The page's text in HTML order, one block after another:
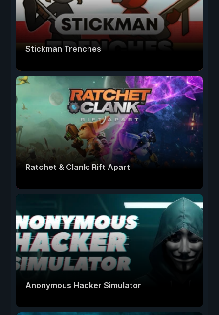
Stickman Trenches
Ratchet & Clank: Rift Apart
Anonymous Hacker Simulator